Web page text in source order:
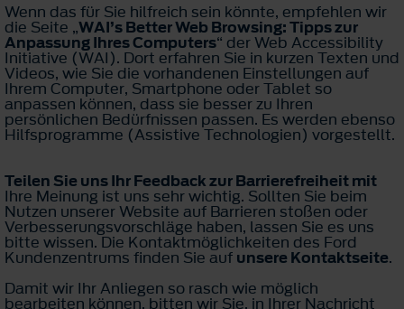
Wenn das für Sie hilfreich sein könnte, empfehlen wir
die Seite „WAI’s Better Web Browsing: Tipps zur
Anpassung Ihres Computers“ der Web Accessibility
Initiative (WAI). Dort erfahren Sie in kurzen Texten und
Videos, wie Sie die vorhandenen Einstellungen auf
Ihrem Computer, Smartphone oder Tablet so
anpassen können, dass sie besser zu Ihren
persönlichen Bedürfnissen passen. Es werden ebenso
Hilfsprogramme (Assistive Technologien) vorgestellt.
Teilen Sie uns Ihr Feedback zur Barrierefreiheit mit
Ihre Meinung ist uns sehr wichtig. Sollten Sie beim
Nutzen unserer Website auf Barrieren stoßen oder
Verbesserungsvorschläge haben, lassen Sie es uns
bitte wissen. Die Kontaktmöglichkeiten des Ford
Kundenzentrums finden Sie auf unsere Kontaktseite.
Damit wir Ihr Anliegen so rasch wie möglich
bearbeiten können, bitten wir Sie, in Ihrer Nachricht